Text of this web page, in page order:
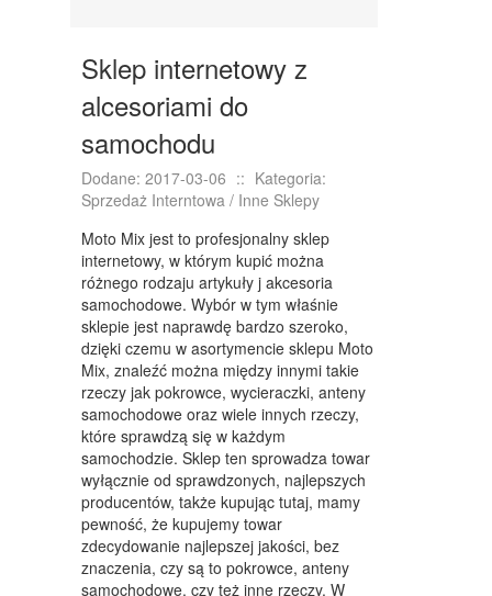
KSIĄŻKI, CZASOPISMA
BIŻUTERIA
DLA DZIECI
MEBLE
WYPOSAŻENIE WNĘTRZ
WYPOSAŻENIE ŁAZIENKI
ODZIEŻ
SPORT
ELEKTRONIKA, RTV, AGD
ART. DLA ZWIERZĄT
OGRÓD, ROŚLINY
CHEMIA
Sklep internetowy z
alcesoriami do
samochodu
Dodane: 2017-03-06 :: Kategoria:
Sprzedaż Interntowa / Inne Sklepy
Moto Mix jest to profesjonalny sklep
internetowy, w którym kupić można
różnego rodzaju artykuły j akcesoria
samochodowe. Wybór w tym właśnie
sklepie jest naprawdę bardzo szeroko,
dzięki czemu w asortymencie sklepu Moto
Mix, znaleźć można między innymi takie
rzeczy jak pokrowce, wycieraczki, anteny
samochodowe oraz wiele innych rzeczy,
które sprawdzą się w każdym
samochodzie. Sklep ten sprowadza towar
wyłącznie od sprawdzonych, najlepszych
producentów, także kupując tutaj, mamy
pewność, że kupujemy towar
zdecydowanie najlepszej jakości, bez
znaczenia, czy są to pokrowce, anteny
samochodowe, czy też inne rzeczy. W